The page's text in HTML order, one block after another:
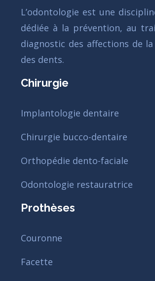
L’odontologie est une
dédiée à la prévention, au
diagnostic des affections de
des dents.
Chirurgie
Implantologie dentaire
Chirurgie bucco-dentaire
Orthopédie dento-faciale
Odontologie restauratrice
Prothèses
Couronne
Facette